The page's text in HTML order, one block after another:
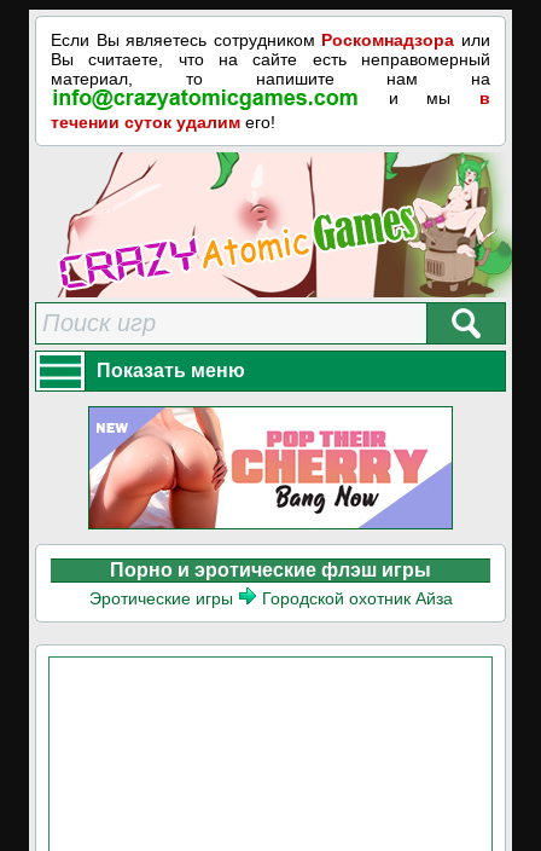
Если Вы являетесь сотрудником Роскомнадзора или
Вы считаете, что на сайте есть неправомерный
материал, то напишите нам на
и мы в
течении суток удалим его!
Показать меню
Порно и эротические флэш игры
Эротические игры Городской охотник Айза